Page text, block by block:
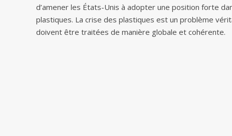
d’amener les États-Unis à adopter une position forte
plastiques. La crise des plastiques est un problème
doivent être traitées de manière globale et cohérente.